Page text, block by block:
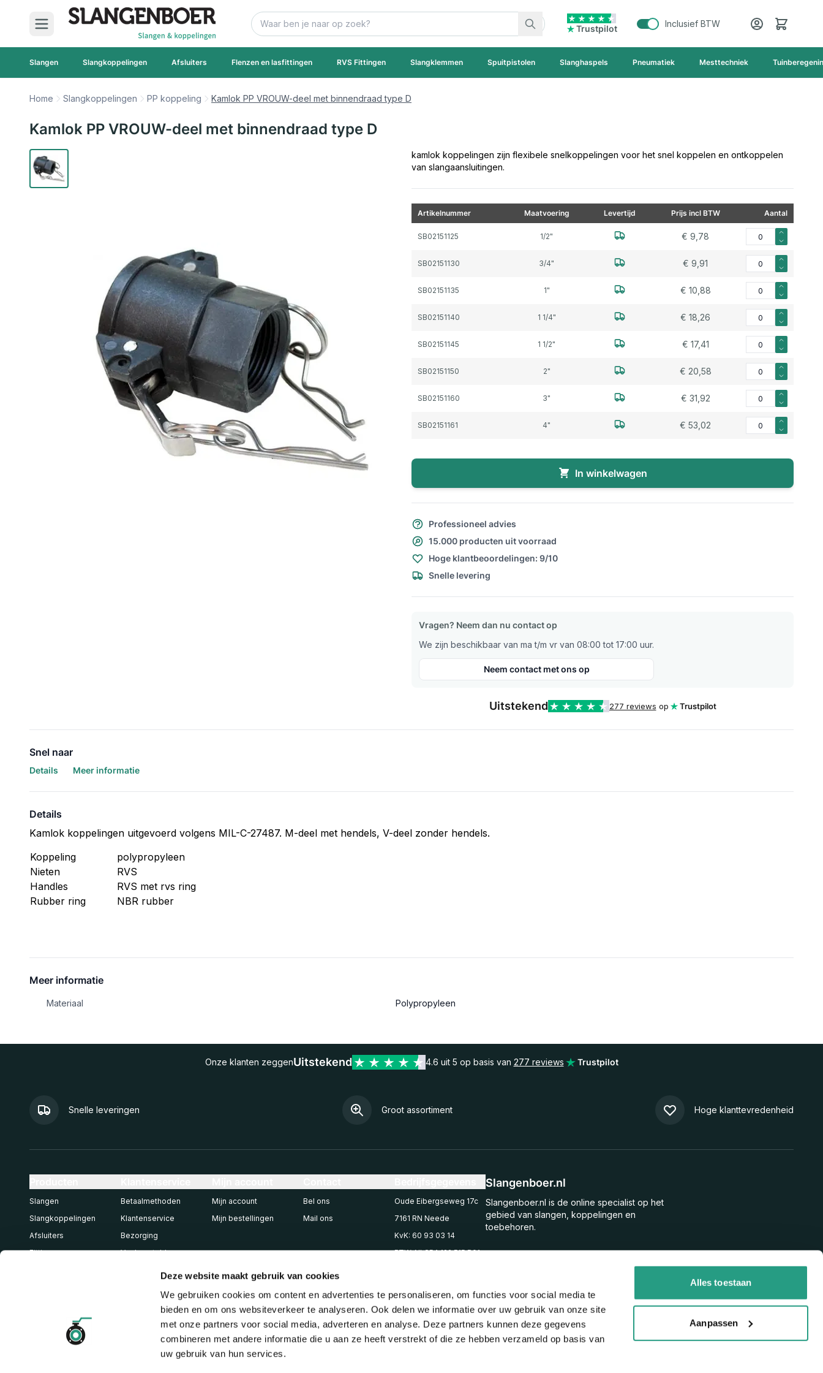
Deze website maakt gebruik van cookies
We gebruiken cookies om content en advertenties te personaliseren, om functies voor social media te
bieden en om ons websiteverkeer te analyseren. Ook delen we informatie over uw gebruik van onze site
met onze partners voor social media, adverteren en analyse. Deze partners kunnen deze gegevens
combineren met andere informatie die u aan ze heeft verstrekt of die ze hebben verzameld op basis van
uw gebruik van hun services.
Alles toestaan
Aanpassen
Ga naar de inhoud
Zoek
Trustpilot
Inclusief BTW Cart
Slangen Slangkoppelingen Afsluiters Flenzen en lasfittingen RVS Fittingen Slangklemmen Spuitpistolen Slanghaspels Pneumatiek Mesttechniek
Home Slangkoppelingen PP koppeling Kamlok PP VROUW-deel met binnendraad type D
Kamlok PP VROUW-deel met binnendraad type D
kamlok koppelingen zijn flexibele snelkoppelingen voor het snel koppelen en ontkoppelen
van slangaansluitingen.
Artikelnummer Maatvoering Levertijd Prijs incl BTW Aantal
SB02151125 1/2" € 9,78 Aantal voor Kamlok
SB02151130 3/4" € 9,91 Aantal voor Kamlok
SB02151135 1" € 10,88 Aantal voor Kamlok
SB02151140 1 1/4" € 18,26 Aantal voor Kamlok
SB02151145 1 1/2" € 17,41 Aantal voor Kamlok
SB02151150 2" € 20,58 Aantal voor Kamlok
SB02151160 3" € 31,92 Aantal voor Kamlok
SB02151161 4" € 53,02 Aantal voor Kamlok
In winkelwagen
Professioneel advies
15.000 producten uit voorraad
Hoge klantbeoordelingen: 9/10
Snelle levering
Vragen? Neem dan nu contact op
We zijn beschikbaar van ma t/m vr van 08:00 tot 17:00 uur.
Neem contact met ons op
Uitstekend 277 reviews op Trustpilot
Snel naar
Details Meer informatie
Details
Kamlok koppelingen uitgevoerd volgens MIL-C-27487. M-deel met hendels, V-deel zonder hendels.
Koppeling
polypropyleen
Nieten
RVS
Handles
RVS met rvs ring
Rubber ring
NBR rubber
Meer informatie
Materiaal Polypropyleen
Onze klanten zeggenUitstekend 4.6 uit 5 op basis van 277 reviews Trustpilot
Snelle leveringen Groot assortiment Hoge klanttevredenheid
Blijf op de hoogte van aanbiedingen, nieuwe producten en meer!
Email
Slangenboer.nl
Slangenboer.nl is de online specialist op het
gebied van slangen, koppelingen en
toebehoren.
Slangen
Slangkoppelingen
Afsluiters
Fittingen
Betaalmethoden
Klantenservice
Bezorging
Veel gestelde vragen
Mijn account
Mijn bestellingen
Bel ons
Mail ons
Oude Eibergseweg 17c
7161 RN Neede
KvK: 60 93 03 14
BTW: NL854 122 515 B01
Tel: +31545294853